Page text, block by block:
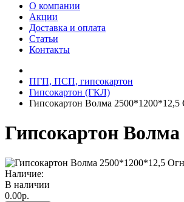
О компании
Акции
Доставка и оплата
Статьи
Контакты
ПГП, ПСП, гипсокартон
Гипсокартон (ГКЛ)
Гипсокартон Волма 2500*1200*12,5
Гипсокартон
Наличие:
В наличии
0.00р.